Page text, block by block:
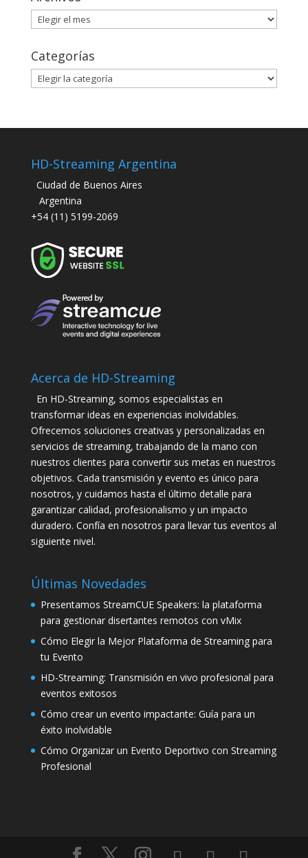
Archivos
Categorías
Categorías
HD-Streaming Argentina
Ciudad de Buenos Aires
Argentina
+54 (11) 5199-2069
Acerca de HD-Streaming
En HD-Streaming, somos especialistas en
transformar ideas en experiencias inolvidables.
Ofrecemos soluciones creativas y personalizadas en
servicios de streaming, trabajando de la mano con
nuestros clientes para convertir sus metas en nuestros
objetivos. Cada transmisión y evento es único para
nosotros, y cuidamos hasta el último detalle para
garantizar calidad, profesionalismo y un impacto
duradero. Confía en nosotros para llevar tus eventos al
siguiente nivel.
Últimas Novedades
Presentamos StreamCUE Speakers: la plataforma
para gestionar disertantes remotos con vMix
Cómo Elegir la Mejor Plataforma de Streaming para
tu Evento
HD-Streaming: Transmisión en vivo profesional para
eventos exitosos
Cómo crear un evento impactante: Guía para un
éxito inolvidable
Cómo Organizar un Evento Deportivo con Streaming
Profesional